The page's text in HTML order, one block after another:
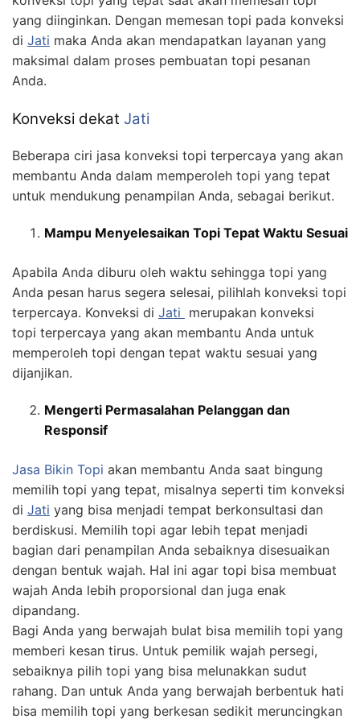
yang diinginkan. Dengan memesan topi pada konveksi
di Jati maka Anda akan mendapatkan layanan yang
maksimal dalam proses pembuatan topi pesanan
Anda.
Konveksi dekat Jati
Beberapa ciri jasa konveksi topi terpercaya yang akan
membantu Anda dalam memperoleh topi yang tepat
untuk mendukung penampilan Anda, sebagai berikut.
Mampu Menyelesaikan Topi Tepat Waktu Sesuai
Apabila Anda diburu oleh waktu sehingga topi yang
Anda pesan harus segera selesai, pilihlah konveksi topi
terpercaya. Konveksi di Jati merupakan konveksi
topi terpercaya yang akan membantu Anda untuk
memperoleh topi dengan tepat waktu sesuai yang
dijanjikan.
Mengerti Permasalahan Pelanggan dan
Responsif
Jasa Bikin Topi akan membantu Anda saat bingung
memilih topi yang tepat, misalnya seperti tim konveksi
di Jati yang bisa menjadi tempat berkonsultasi dan
berdiskusi. Memilih topi agar lebih tepat menjadi
bagian dari penampilan Anda sebaiknya disesuaikan
dengan bentuk wajah. Hal ini agar topi bisa membuat
wajah Anda lebih proporsional dan juga enak
dipandang.
Bagi Anda yang berwajah bulat bisa memilih topi yang
memberi kesan tirus. Untuk pemilik wajah persegi,
sebaiknya pilih topi yang bisa melunakkan sudut
rahang. Dan untuk Anda yang berwajah berbentuk hati
bisa memilih topi yang berkesan sedikit meruncingkan